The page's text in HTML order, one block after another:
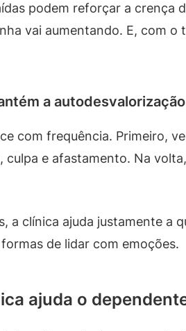
podem reforçar a crença
vai aumentando. E, com
a autodesvalorização
com frequência. Primeiro,
culpa e afastamento. Na
a clínica ajuda justamente a
de lidar com emoções.
ajuda o